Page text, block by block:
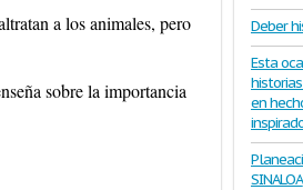
a los animales, pero
sobre la importancia
Deber
Esta
en
SINALOA